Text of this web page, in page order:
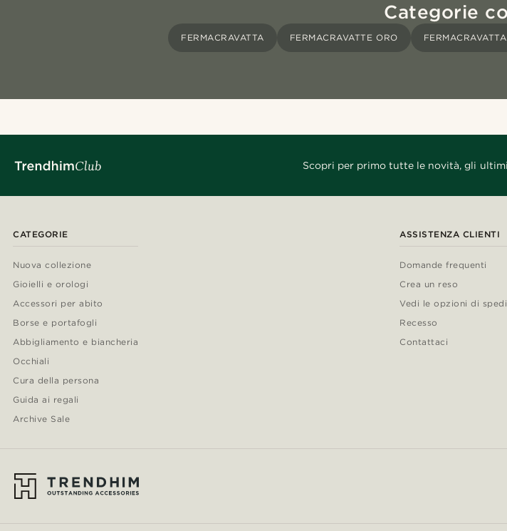
Categorie
FERMACRAVATTA FERMACRAVATTE ORO
Scopri per primo tutte le novità, gli
CATEGORIE
Nuova collezione
Gioielli e orologi
Accessori per abito
Borse e portafogli
Abbigliamento e biancheria
Occhiali
Cura della persona
Guida ai regali
Archive Sale
ASSISTENZA CLIENTI
Domande frequenti
Crea un reso
Vedi le opzioni di
Recesso
Contattaci